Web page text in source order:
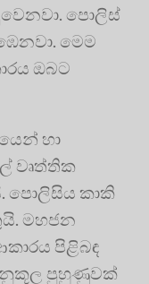
පොලිස්
මෙම
ඔබට
හා
වෘත්තික
පොලිසිය කාකි
මහජන
පිළිබඳ
පුහුණුවක්